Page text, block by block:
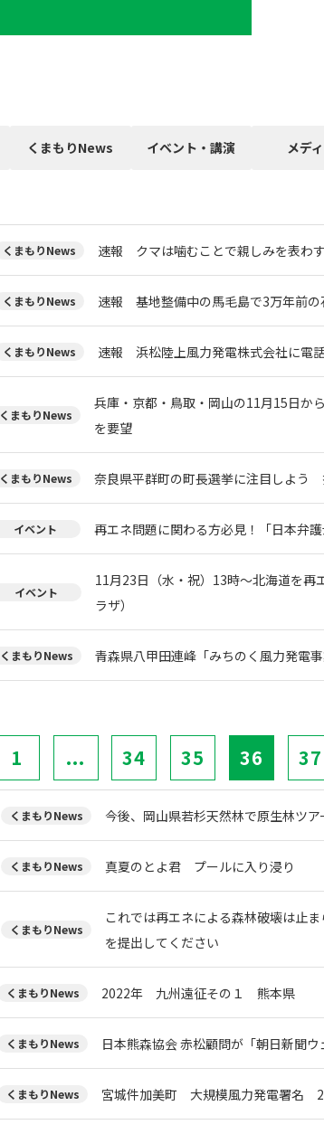
くまもりNews イベント・講演 メデ
くまもりNews 速報 クマは噛むことで親しみを表わ
くまもりNews 速報 基地整備中の馬毛島で3万年前
くまもりNews 速報 浜松陸上風力発電株式会社に電
くまもりNews
兵庫・京都・鳥取・岡山の11月15日か
を要望
くまもりNews 奈良県平群町の町長選挙に注目しよう
イベント 再エネ問題に関わる方必見！「日本弁
イベント
11月23日（水・祝）13時～北海道を再
ラザ）
くまもりNews 青森県八甲田連峰「みちのく風力発電
1 ... 34 35 36 37
くまもりNews 今後、岡山県若杉天然林で原生林ツア
くまもりNews 真夏のとよ君 プールに入り浸り
くまもりNews
これでは再エネによる森林破壊は止
を提出してください
くまもりNews 2022年 九州遠征その１ 熊本県
くまもりNews 日本熊森協会 赤松顧問が「朝日新聞
くまもりNews 宮城件加美町 大規模風力発電署名 2